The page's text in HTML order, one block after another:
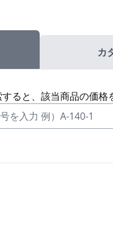
機器
ッチ・錠前
カ
ると、該当商品の価格